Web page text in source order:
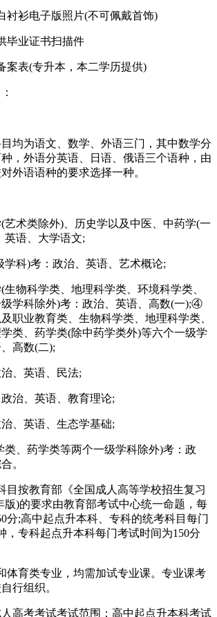
衫电子版照片(不可佩戴首饰)
业证书扫描件
表(专升本，本二学历提供)
为语文、数学、外语三门，其中数学分
，外语分英语、日语、俄语三个语种，由
外语语种的要求选择一种。
类除外)、历史学以及中医、中药学(一
英语、大学语文;
)考：政治、英语、艺术概论;
科学类、地理科学类、环境科学类、
学科除外)考：政治、英语、高数(一);④
职业教育类、生物科学类、地理科学类、
类、药学类(除中药学类外)等六个一级学
高数(二);
英语、民法;
、英语、教育理论;
英语、生态学基础;
药学类等两个一级学科除外)考：政
。
按教育部《全国成人高等学校招生复习
版)的要求由教育部考试中心统一命题，每
分;高中起点升本科、专科的统考科目每门
，专科起点升本科每门考试时间为150分
育类专业，均需加试专业课。专业课考
行组织。
考考试考试范围：高中起点升本科考试